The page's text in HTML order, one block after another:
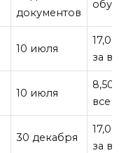
документов
10 июля
за все
10 июля
все
30 декабря
за все